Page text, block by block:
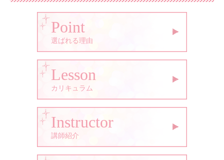
Point
選ばれる理由
Lesson
カリキュラム
Instructor
講師紹介